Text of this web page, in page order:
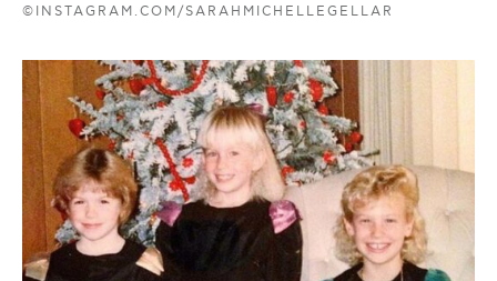
©INSTAGRAM.COM/SARAHMICHELLEGELLAR